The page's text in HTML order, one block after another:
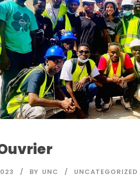
BY UNC UNCATEGORIZED